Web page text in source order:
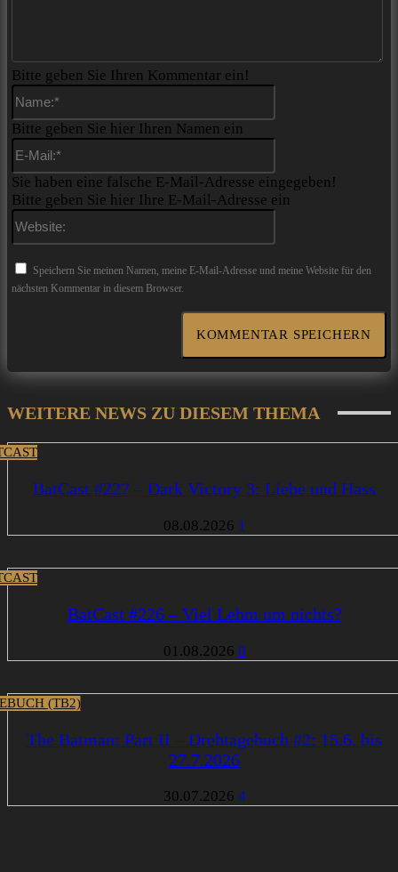
Bitte geben Sie Ihren Kommentar ein!
Bitte geben Sie hier Ihren Namen ein
Sie haben eine falsche E-Mail-Adresse eingegeben!
Bitte geben Sie hier Ihre E-Mail-Adresse ein
Speichern Sie meinen Namen, meine E-Mail-Adresse und meine Website für den
nächsten Kommentar in diesem Browser.
WEITERE NEWS ZU DIESEM THEMA
BatCast #227 – Dark Victory 3: Liebe und Hass
08.08.2026 1
BatCast #226 – Viel Lehm um nichts?
01.08.2026 0
(TB2)
The Batman: Part II – Drehtagebuch #2: 15.6. bis
27.7.2026
30.07.2026 4